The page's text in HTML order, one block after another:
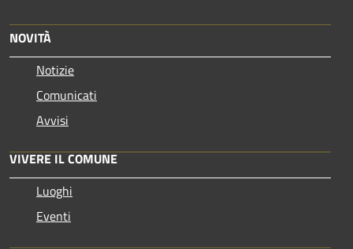
NOVITÀ
Notizie
Comunicati
Avvisi
VIVERE IL COMUNE
Luoghi
Eventi